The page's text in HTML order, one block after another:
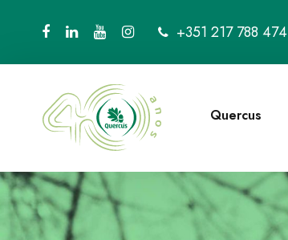
+351 217 788 474
Quercus